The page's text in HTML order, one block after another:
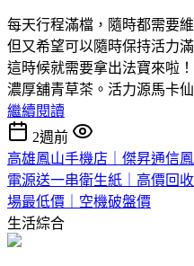
每天行程滿檔，隨時都需要
但又希望可以隨時保持活力
這時候就需要拿出法寶來啦！
濃厚舖青草茶。活力源馬卡
繼續閱讀
2週前
高雄鳳山手機店｜傑昇通信
電源送一串衛生紙｜高價回
場最低價｜空機破盤價
生活綜合